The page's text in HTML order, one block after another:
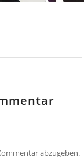
abzugeben.